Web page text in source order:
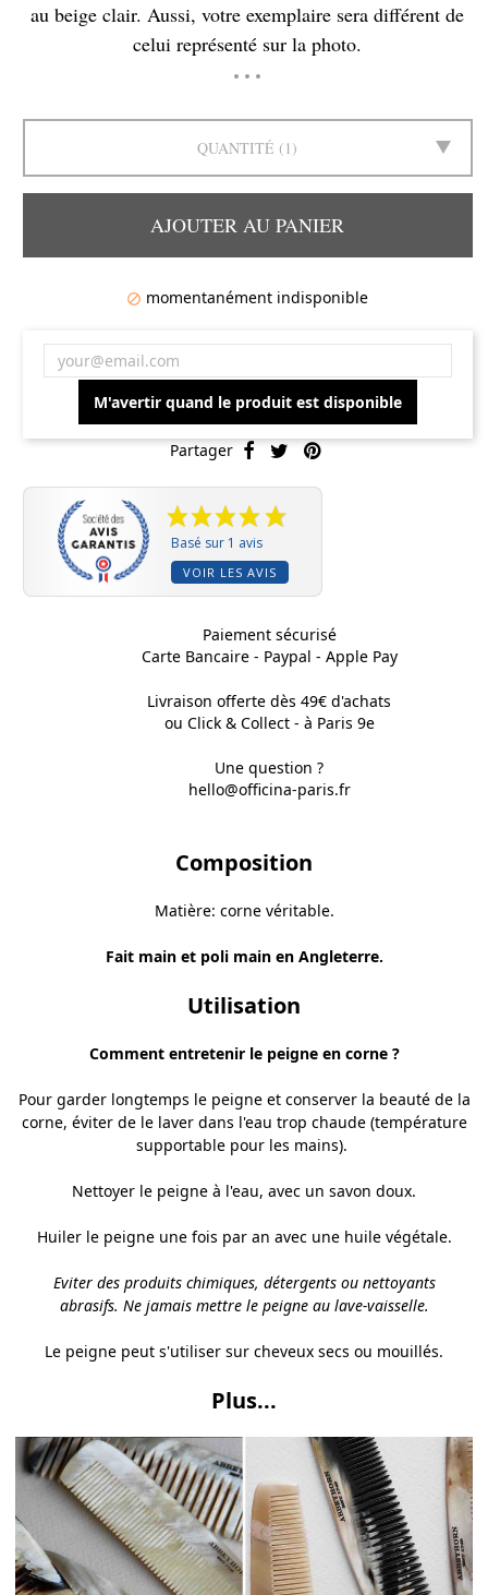
au beige clair. Aussi, votre exemplaire sera différent de
celui représenté sur la photo.
QUANTITÉ 1
AJOUTER AU PANIER
 momentanément indisponible
M'avertir quand le produit est disponible
Partager
Basé sur 1 avis
VOIR LES AVIS
Paiement sécurisé
Carte Bancaire - Paypal - Apple Pay
Livraison offerte dès 49€ d'achats
ou Click & Collect - à Paris 9e
Une question ?
hello@officina-paris.fr
Composition
Matière: corne véritable.
Fait main et poli main en Angleterre.
Utilisation
Comment entretenir le peigne en corne ?
Pour garder longtemps le peigne et conserver la beauté de la
corne, éviter de le laver dans l'eau trop chaude (température
supportable pour les mains).
Nettoyer le peigne à l'eau, avec un savon doux.
Huiler le peigne une fois par an avec une huile végétale.
Eviter des produits chimiques, détergents ou nettoyants
abrasifs. Ne jamais mettre le peigne au lave-vaisselle.
Le peigne peut s'utiliser sur cheveux secs ou mouillés.
Plus...